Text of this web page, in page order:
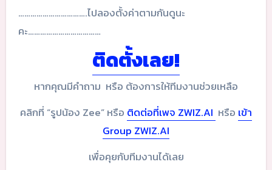
…………………………….ไปลองตั้งค่าตามกันดูนะ
คะ………………………………
ติดตั้งเลย!
หากคุณมีคำถาม หรือ ต้องการให้ทีมงานช่วยเหลือ
คลิกที่ “รูปน้อง Zee” หรือ ติดต่อที่เพจ ZWIZ.AI หรือ เข้า
Group ZWIZ.AI
เพื่อคุยกับทีมงานได้เลย